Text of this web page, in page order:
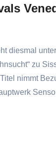
diesmal
zu
nimmt